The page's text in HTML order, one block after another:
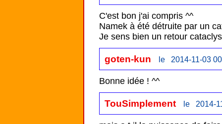
C'est bon j'ai compris ^^
Namek à été détruite par un
Je sens bien un retour
goten-kun le 2014-11-03
Bonne idée ! ^^
TouSimplement le 2014-